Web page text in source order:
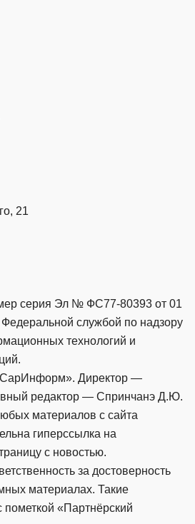
21
серия Эл № ФС77-80393 от 01
службой по надзору
технологий и
Директор —
редактор — Спринчанэ Д.Ю.
материалов с сайта
гиперссылка на
с новостью.
за достоверность
материалах. Такие
«Партнёрский